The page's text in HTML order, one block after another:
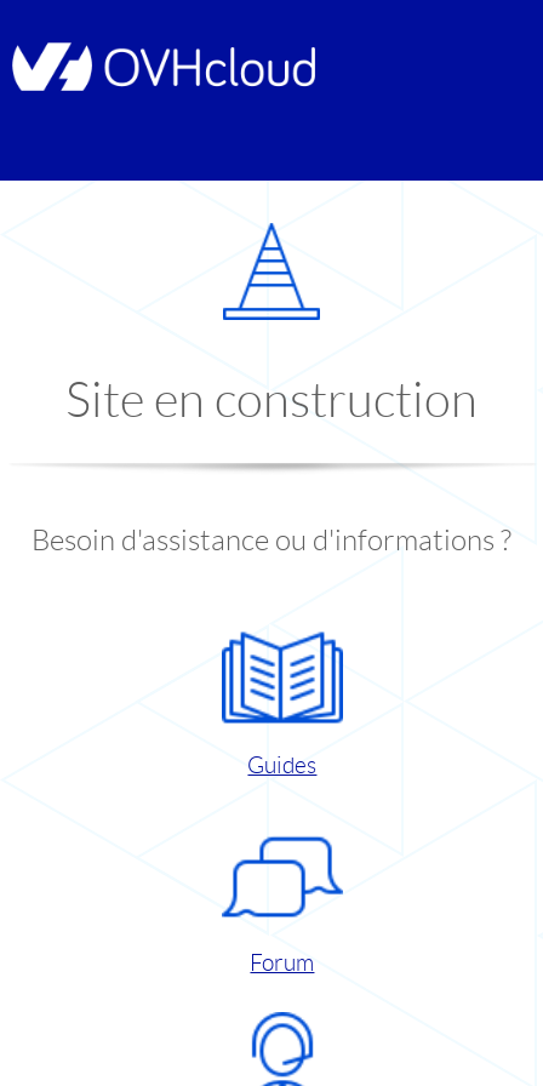
Site en construction
Besoin d'assistance ou d'informations ?
Guides
Forum